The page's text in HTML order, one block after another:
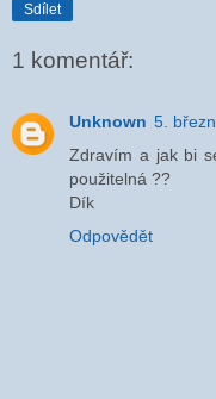
Sdílet
1 komentář:
Unknown 5.
Zdravím a jak bi
použitelná ??
Dík
Odpovědět